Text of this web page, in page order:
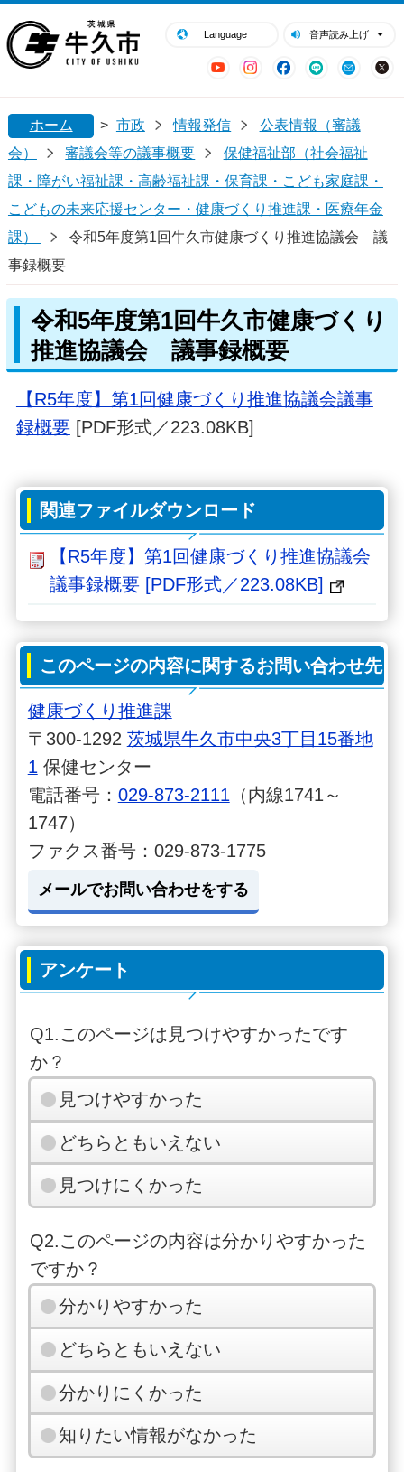
Language 音声読み上げ
YouTubeInstagram
Facebook
LINE Mail
閉じる
ホーム > 市政 情報発信
公表情報（審議
会）
審議会等の議事概要
保健福祉部（社会福祉
課・障がい福祉課・高齢福祉課・保育課・こども家庭課・
こどもの未来応援センター・健康づくり推進課・医療年金
課）
令和5年度第1回牛久市健康づくり推進協議会 議
事録概要
令和5年度第1回牛久市健康づくり
推進協議会 議事録概要
【R5年度】第1回健康づくり推進協議会議事
録概要[PDF形式／223.08KB]
関連ファイルダウンロード
【R5年度】第1回健康づくり推進協議会
議事録概要 [PDF形式／223.08KB]
このページの内容に関するお問い合わせ先
健康づくり推進課
〒300-1292 茨城県牛久市中央3丁目15番地
1 保健センター
電話番号： 029-873-2111 （内線1741～
1747）
ファクス番号：029-873-1775
メールでお問い合わせをする
アンケート
Q1.このページは見つけやすかったです
か？
見つけやすかった
どちらともいえない
見つけにくかった
Q2.このページの内容は分かりやすかった
ですか？
分かりやすかった
どちらともいえない
分かりにくかった
知りたい情報がなかった